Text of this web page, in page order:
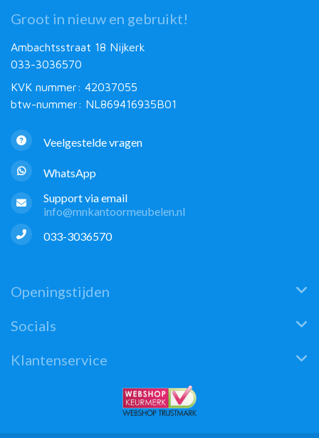
Groot in nieuw en gebruikt!
Ambachtsstraat 18 Nijkerk
033-3036570
KVK nummer: 42037055
btw-nummer: NL869416935B01
Veelgestelde vragen
WhatsApp
Support via email
info@mnkantoormeubelen.nl
033-3036570
Openingstijden
Socials
Klantenservice